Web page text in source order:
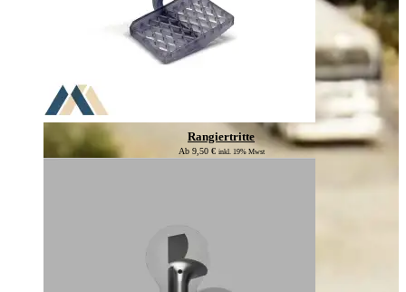
Rangiertritte
Ab 9,50 € inkl. 19% Mwst